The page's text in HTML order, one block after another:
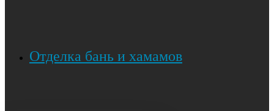
Отделка бань и хамамов